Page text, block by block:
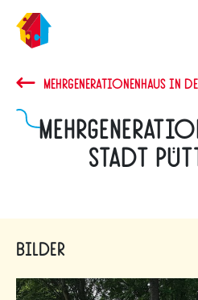
MEHRGENERATIONENHAUS IN
Stadt
Bilder